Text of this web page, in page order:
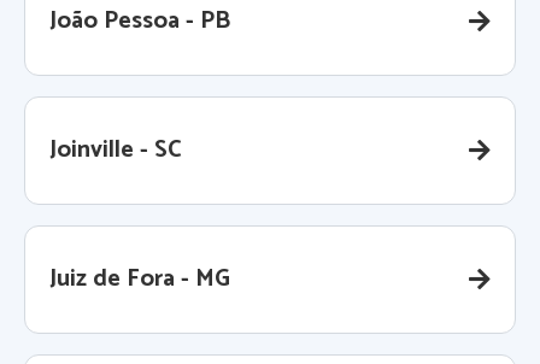
João Pessoa - PB
Joinville - SC
Juiz de Fora - MG